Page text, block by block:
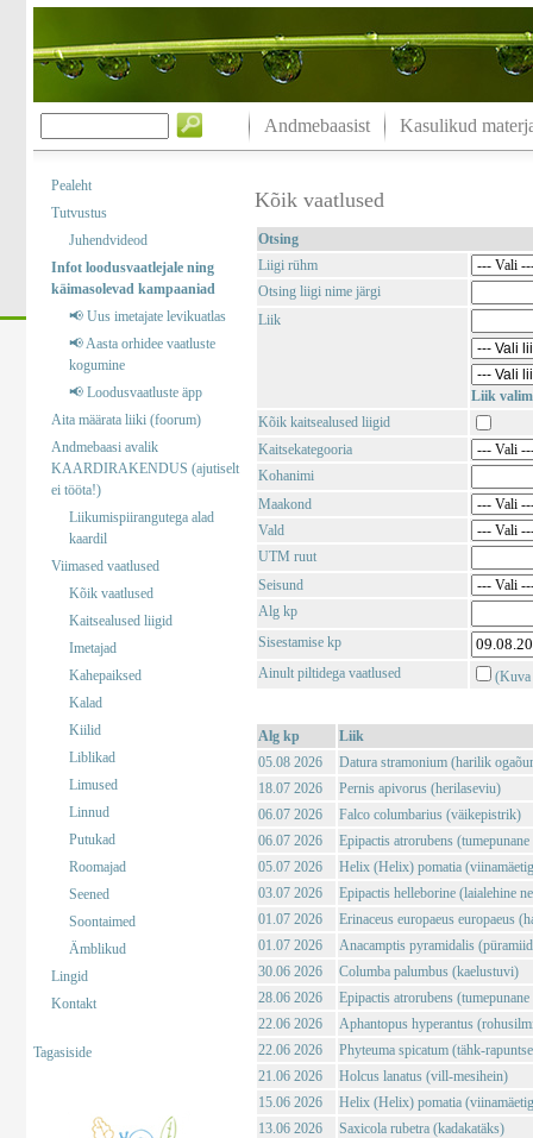
Andmebaasist Kasulikud
Pealeht
Tutvustus
Juhendvideod
Infot loodusvaatlejale ning
käimasolevad kampaaniad
📢 Uus imetajate levikuatlas
📢 Aasta orhidee vaatluste
kogumine
📢 Loodusvaatluste äpp
Aita määrata liiki (foorum)
Andmebaasi avalik
KAARDIRAKENDUS (ajutiselt
ei tööta!)
Liikumispiirangutega alad
kaardil
Viimased vaatlused
Kõik vaatlused
Kaitsealused liigid
Imetajad
Kahepaiksed
Kalad
Kiilid
Liblikad
Limused
Linnud
Putukad
Roomajad
Seened
Soontaimed
Ämblikud
Lingid
Kontakt
Tagasiside
Kõik vaatlused
Otsing
Liigi rühm
Otsing liigi nime järgi
Liik
Liik
Kõik kaitsealused liigid
Kaitsekategooria
Kohanimi
Maakond
Vald
UTM ruut
Seisund
Alg kp
Sisestamise kp
Ainult piltidega vaatlused
(Kuva
Alg kp
Liik
05.08 2026
Datura stramonium (harilik
18.07 2026
Pernis apivorus (herilaseviu)
06.07 2026
Falco columbarius (väikepistrik)
06.07 2026
Epipactis atrorubens
05.07 2026
Helix (Helix) pomatia
03.07 2026
Epipactis helleborine (laialehine
01.07 2026
Erinaceus europaeus europaeus
01.07 2026
Anacamptis pyramidalis
30.06 2026
Columba palumbus (kaelustuvi)
28.06 2026
Epipactis atrorubens
22.06 2026
Aphantopus hyperantus
22.06 2026
Phyteuma spicatum (tähk-
21.06 2026
Holcus lanatus (vill-mesihein)
15.06 2026
Helix (Helix) pomatia
13.06 2026
Saxicola rubetra (kadakatäks)